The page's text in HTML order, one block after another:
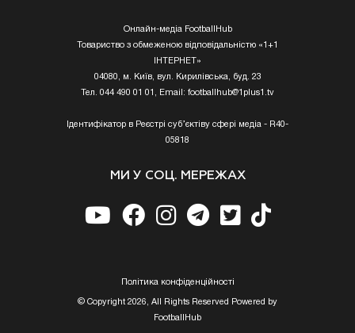
Онлайн-медіа FootballHub
Товариство з обмеженою відповідальністю «1+1
ІНТЕРНЕТ»
04080, м. Київ, вул. Кирилівська, буд. 23
Тел. 044 490 01 01, Email: footballhub@1plus1.tv
Ідентифікатор в Реєстрі суб’єктіву сфері медіа - R40-
05818
МИ У СОЦ. МЕРЕЖАХ
Полiтика конфiденцiйностi
© Copyright 2026, All Rights Reserved Powered by
FootballHub